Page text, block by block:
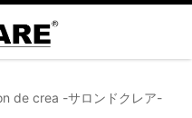
de crea -サロンドクレア-